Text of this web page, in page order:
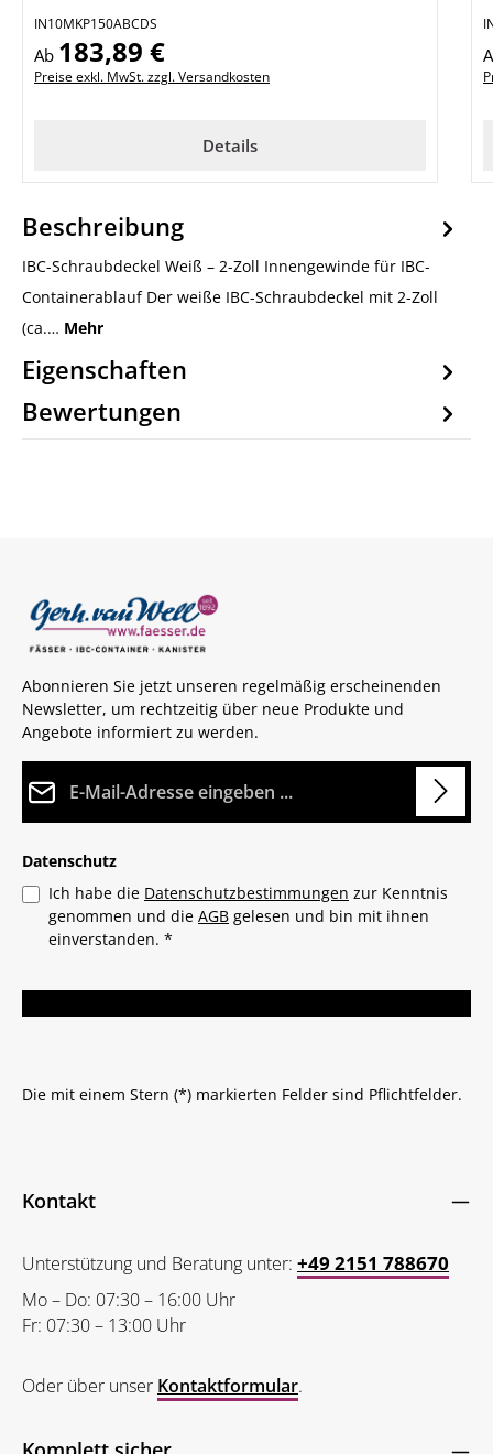
IN10MKP150ABCDS
Regulärer Preis:
Ab 183,89 €
Preise exkl. MwSt. zzgl. Versandkosten
Details
Beschreibung
IBC-Schraubdeckel Weiß – 2-Zoll Innengewinde für IBC-
Containerablauf Der weiße IBC-Schraubdeckel mit 2-Zoll
(ca.… Mehr
Eigenschaften
Bewertungen
Abonnieren Sie jetzt unseren regelmäßig erscheinenden
Newsletter, um rechtzeitig über neue Produkte und
Angebote informiert zu werden.
Datenschutz
Ich habe die Datenschutzbestimmungen zur Kenntnis
genommen und die AGB gelesen und bin mit ihnen
einverstanden. *
Die mit einem Stern (*) markierten Felder sind Pflichtfelder.
Kontakt
Unterstützung und Beratung unter: +49 2151 788670
Mo – Do: 07:30 – 16:00 Uhr
Fr: 07:30 – 13:00 Uhr
Oder über unser Kontaktformular.